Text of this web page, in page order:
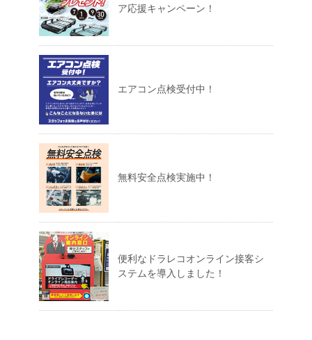
ア応援キャンペーン！
エアコン点検受付中！
無料安全点検実施中！
便利なドラレコオンライン接客シ
ステムを導入しました！